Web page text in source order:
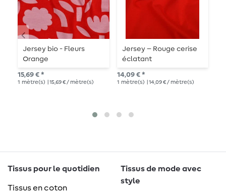
Jersey bio - Fleurs
Orange
15,69 € *
1 mètre(s) | 15,69 € / mètre(s)
Jersey – Rouge cerise
éclatant
14,09 € *
1 mètre(s) | 14,09 € / mètre(s)
Tissus pour le quotidien
Tissus en coton
Tissus de mode avec
style